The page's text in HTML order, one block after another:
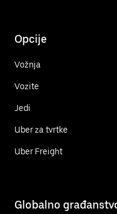
Opcije
Vožnja
Vozite
Jedi
Uber za tvrtke
Uber Freight
Globalno